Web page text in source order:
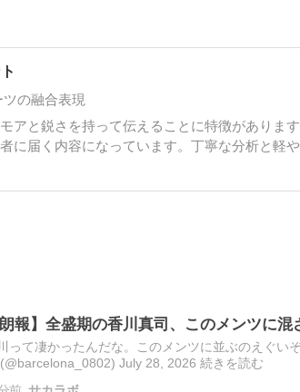
の融合表現
アと鋭さを持って伝えることに特徴がありま
に届く内容になっています。丁寧な分析と軽
朗報】全盛期の香川真司、このメンツに
って凄かったんだな。このメンツに並ぶのえぐ
July 28, 2026 続きを読む